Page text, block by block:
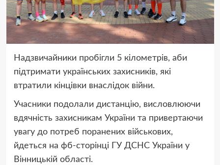
Надзвичайники пробігли 5 кілометрів, аби
підтримати українських захисників, які
втратили кінцівки внаслідок війни.
Учасники подолали дистанцію, висловлюючи
вдячність захисникам України та привертаючи
увагу до потреб поранених військових,
йдеться на фб-сторінці ГУ ДСНС України у
Вінницькій області.